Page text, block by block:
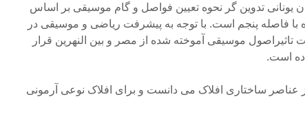
یونانی تدوین گر نحوه تعیین فواصل و گام موسیقی بر اساس
فاصله پنجم است. با توجه به پیشرفت ریاضی و موسیقی در
تاثیراصول موسیقی آموخته شده از مصر و بین النهرین قرار
است.
عناصر ساختاری افلاک می دانست و برای افلاک نوعی آرمونی